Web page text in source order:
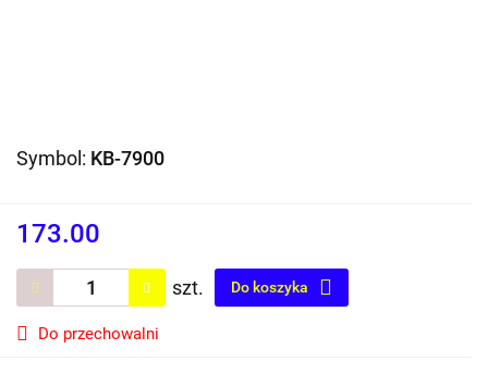
Symbol: KB-7900
173.00
szt. Do koszyka
Do przechowalni